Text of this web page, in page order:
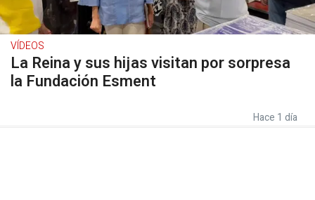
VÍDEOS
La Reina y sus hijas visitan por sorpresa
la Fundación Esment
Hace 1 día